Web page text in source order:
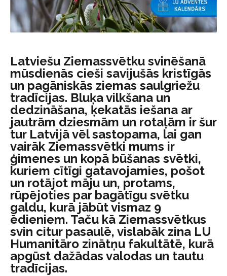
Latviešu Ziemassvētku svinēšanā
mūsdienās cieši savijušās kristīgās
un pagāniskās ziemas saulgriežu
tradīcijas. Bluķa vilkšana un
dedzināšana, ķekatās iešana ar
jautrām dziesmām un rotaļām ir šur
tur Latvijā vēl sastopama, lai gan
vairāk Ziemassvētki mums ir
ģimenes un kopā būšanas svētki,
kuriem cītīgi gatavojamies, pošot
un rotājot māju un, protams,
rūpējoties par bagātīgu svētku
galdu, kurā jābūt vismaz 9
ēdieniem. Taču kā Ziemassvētkus
svin citur pasaulē, vislabāk zina LU
Humanitāro zinātņu fakultātē, kurā
apgūst dažādas valodas un tautu
tradīcijas.